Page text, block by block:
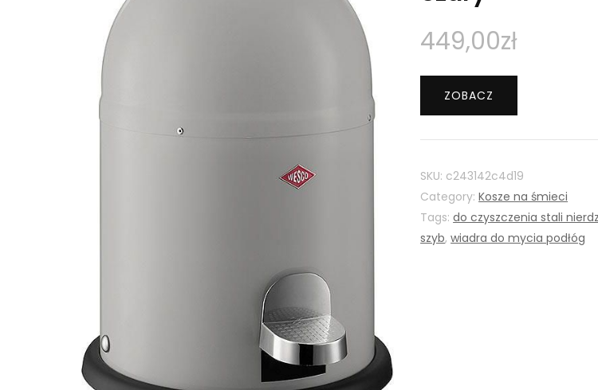
449,00zł
ZOBACZ
SKU: c243142c4d19
Category:Kosze na śmieci
Tags:do czyszczenia stali
szyb,wiadra do mycia podłóg